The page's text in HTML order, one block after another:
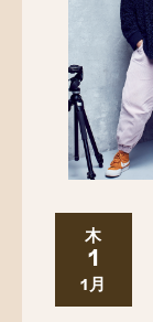
木
1
1月